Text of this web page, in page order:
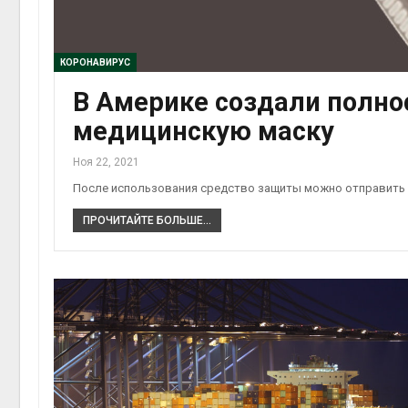
КОРОНАВИРУС
В Америке создали
медицинскую маску
Ноя 22, 2021
После использования средство защиты можно
ПРОЧИТАЙТЕ БОЛЬШЕ...
экологических расчётов
Авг 5, 2026
Авг 6,
Авг 6,